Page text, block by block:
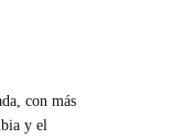
con más
y el